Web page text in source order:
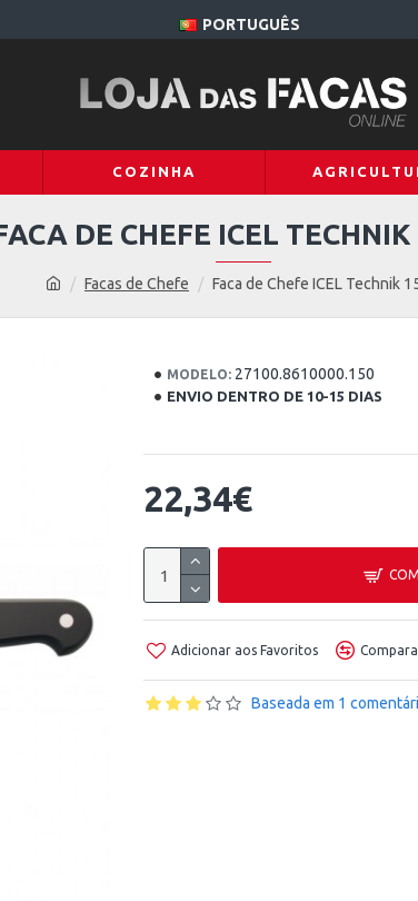
PORTUGUÊS
COZINHA
Facas de Chefe Faca de Chefe ICEL Technik
DE CHEFE ICEL
MODELO: 27100.8610000.150
ENVIO DENTRO DE 10-15 DIAS
Baseada em 1
22,34€
Adicionar aos Favoritos